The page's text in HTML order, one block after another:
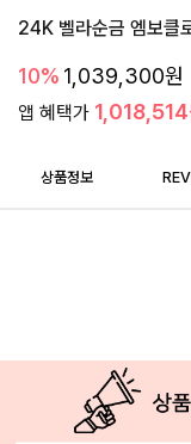
24K 벨라순금 엠보클
10% 1,039,300원
앱 혜택가 1,018,514
상품정보